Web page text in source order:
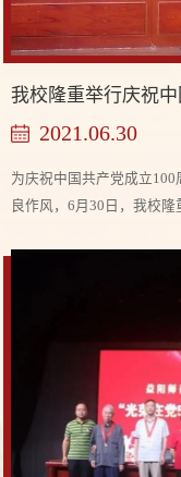
2021.06.30
为庆祝中国共产党成立
良作风，6月30日，我校